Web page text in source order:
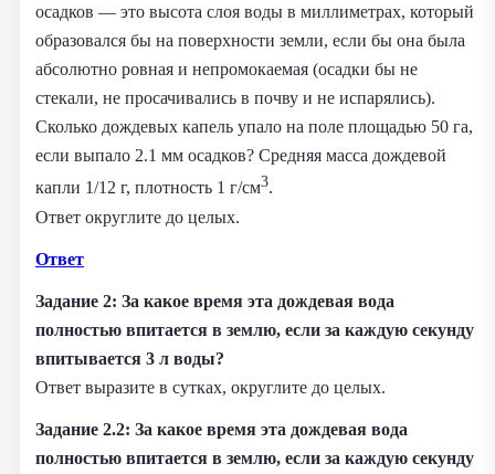
осадков — это высота слоя воды в миллиметрах, который
образовался бы на поверхности земли, если бы она была
абсолютно ровная и непромокаемая (осадки бы не
стекали, не просачивались в почву и не испарялись).
Сколько дождевых капель упало на поле площадью 50 га,
если выпало 2.1 мм осадков? Средняя масса дождевой
капли 1/12 г, плотность 1 г/см3.
Ответ округлите до целых.
Ответ
Задание 2: За какое время эта дождевая вода
полностью впитается в землю, если за каждую секунду
впитывается 3 л воды?
Ответ выразите в сутках, округлите до целых.
Задание 2.2: За какое время эта дождевая вода
полностью впитается в землю, если за каждую секунду